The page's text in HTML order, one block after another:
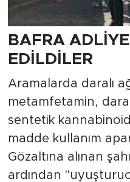
BAFRA
EDİLDİLER
Aramalarda daralı
metamfetamin,
sentetik
madde kullanım
Gözaltına alınan
ardından